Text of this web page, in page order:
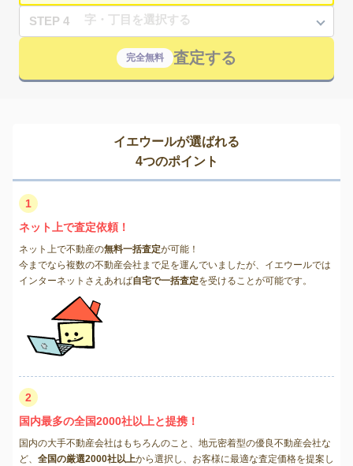
STEP 4
完全無料 査定する
イエウールが選ばれる
4つのポイント
1
ネット上で査定依頼！
ネット上で不動産の無料一括査定が可能！
今までなら複数の不動産会社まで足を運んでいましたが、イエウールでは
インターネットさえあれば自宅で一括査定を受けることが可能です。
2
国内最多の全国2000社以上と提携！
国内の大手不動産会社はもちろんのこと、地元密着型の優良不動産会社な
ど、 全国の厳選2000社以上から選択し、お客様に最適な査定価格を提案し